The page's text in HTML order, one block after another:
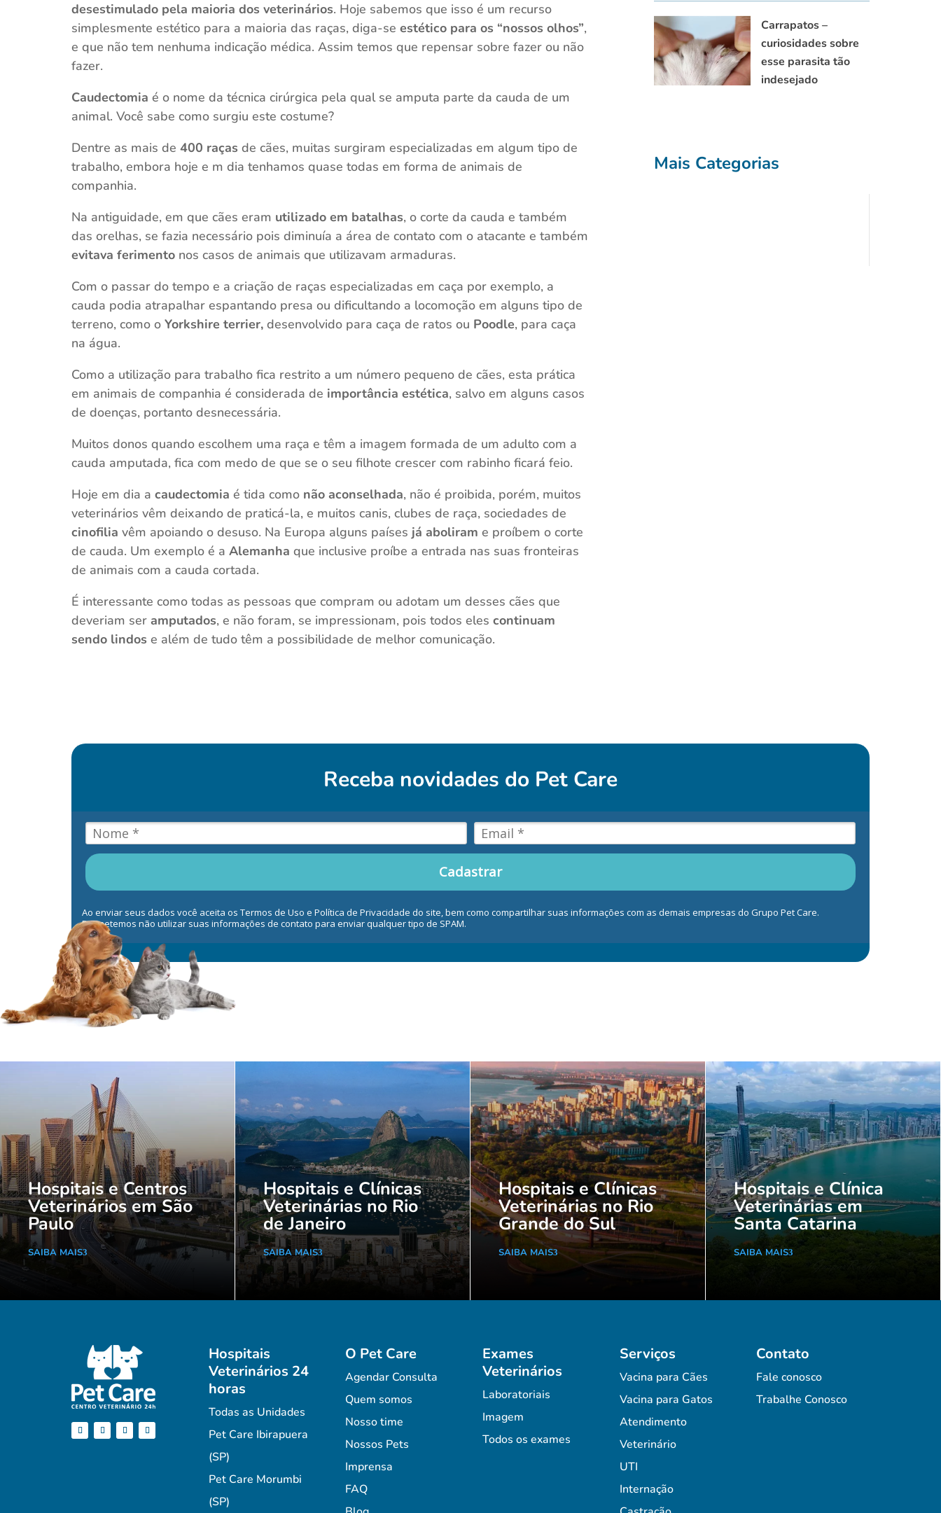
desestimulado pela maioria dos veterinários. Hoje sabemos que isso é um recurso
simplesmente estético para a maioria das raças, diga-se estético para os “nossos olhos”,
e que não tem nenhuma indicação médica. Assim temos que repensar sobre fazer ou não
fazer.
Caudectomia é o nome da técnica cirúrgica pela qual se amputa parte da cauda de um
animal. Você sabe como surgiu este costume?
Dentre as mais de 400 raças de cães, muitas surgiram especializadas em algum tipo de
trabalho, embora hoje e m dia tenhamos quase todas em forma de animais de
companhia.
Na antiguidade, em que cães eram utilizado em batalhas, o corte da cauda e também
das orelhas, se fazia necessário pois diminuía a área de contato com o atacante e também
evitava ferimento nos casos de animais que utilizavam armaduras.
Com o passar do tempo e a criação de raças especializadas em caça por exemplo, a
cauda podia atrapalhar espantando presa ou dificultando a locomoção em alguns tipo de
terreno, como o Yorkshire terrier, desenvolvido para caça de ratos ou Poodle, para caça
na água.
Como a utilização para trabalho fica restrito a um número pequeno de cães, esta prática
em animais de companhia é considerada de importância estética, salvo em alguns casos
de doenças, portanto desnecessária.
Muitos donos quando escolhem uma raça e têm a imagem formada de um adulto com a
cauda amputada, fica com medo de que se o seu filhote crescer com rabinho ficará feio.
Hoje em dia a caudectomia é tida como não aconselhada, não é proibida, porém, muitos
veterinários vêm deixando de praticá-la, e muitos canis, clubes de raça, sociedades de
cinofilia vêm apoiando o desuso. Na Europa alguns países já aboliram e proíbem o corte
de cauda. Um exemplo é a Alemanha que inclusive proíbe a entrada nas suas fronteiras
de animais com a cauda cortada.
É interessante como todas as pessoas que compram ou adotam um desses cães que
deveriam ser amputados, e não foram, se impressionam, pois todos eles continuam
sendo lindos e além de tudo têm a possibilidade de melhor comunicação.
Carrapatos –
curiosidades sobre
esse parasita tão
indesejado
Mais Categorias
Receba novidades do Pet Care
Cadastrar
Ao enviar seus dados você aceita os Termos de Uso e Política de Privacidade do site, bem como compartilhar suas informações com as demais empresas do Grupo Pet Care.
Prometemos não utilizar suas informações de contato para enviar qualquer tipo de SPAM.
Hospitais e Centros
Veterinários em São
Paulo
SAIBA MAIS
Hospitais e Clínicas
Veterinárias no Rio
de Janeiro
SAIBA MAIS
Hospitais e Clínicas
Veterinárias no Rio
Grande do Sul
SAIBA MAIS
Hospitais e Clínica
Veterinárias em
Santa Catarina
SAIBA MAIS
Hospitais
Veterinários 24
horas
Todas as Unidades
Pet Care Ibirapuera
(SP)
Pet Care Morumbi
(SP)
O Pet Care
Agendar Consulta
Quem somos
Nosso time
Nossos Pets
Imprensa
FAQ
Exames
Veterinários
Laboratoriais
Imagem
Todos os exames
Serviços
Vacina para Cães
Vacina para Gatos
Atendimento
Veterinário
UTI
Internação
Contato
Fale conosco
Trabalhe Conosco